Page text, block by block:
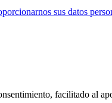
sus datos
facilitado al